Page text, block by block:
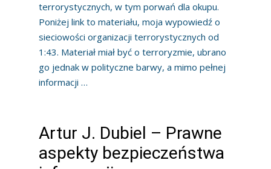
terrorystycznych, w tym porwań dla okupu.
Poniżej link to materiału, moja wypowiedź o
sieciowości organizacji terrorystycznych od
1:43. Materiał miał być o terroryzmie, ubrano
go jednak w polityczne barwy, a mimo pełnej
informacji …
Artur J. Dubiel – Prawne
aspekty bezpieczeństwa